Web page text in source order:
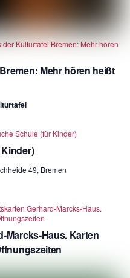
Mehr hören heißt
der Kulturtafel Bremen: Mehr hören
Schule (für Kinder)
49, Bremen
Marcks-Haus. Karten
Gerhard-Marcks-Haus.